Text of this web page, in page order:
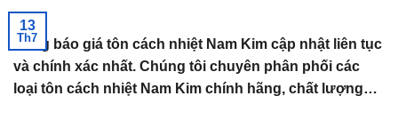
13
Th7
Bảng báo giá tôn cách nhiệt Nam Kim cập nhật liên tục
và chính xác nhất. Chúng tôi chuyên phân phối các
loại tôn cách nhiệt Nam Kim chính hãng, chất lượng…